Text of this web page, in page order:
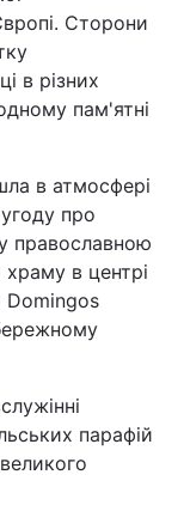
Сторони
в різних
пам'ятні
в атмосфері
про
православною
в центрі
Domingos
парафій